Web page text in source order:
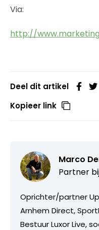
Via:
http://
Deel dit artikel
Kopieer link
Marco
Partner
Oprichter/partner
Arnhem Direct,
Bestuur Luxor Live,